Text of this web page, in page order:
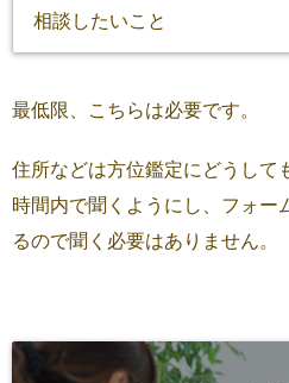
相談したいこと
最低限、こちらは必要です。
住所などは方位鑑定にどうして
時間内で聞くようにし、フォー
るので聞く必要はありません。